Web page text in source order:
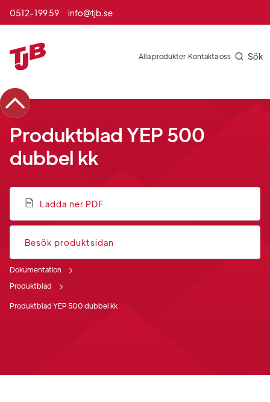
0512-199 59 info@tjb.se
Alla produkter Kontakta oss Sök
Produktblad YEP 500
dubbel kk
Ladda ner PDF
Besök produktsidan
Dokumentation
Produktblad
Produktblad YEP 500 dubbel kk